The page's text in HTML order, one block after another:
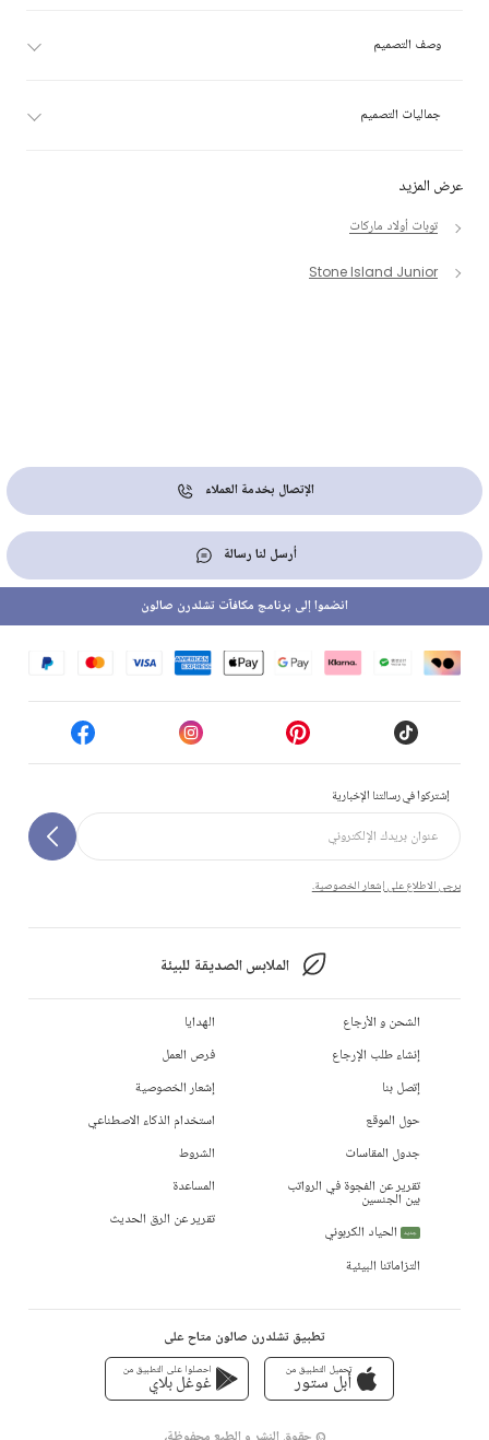
عرض المزيد
توبات أولاد ماركات
Stone Island Junior
وصف التصميم
جماليات التصميم
الإتصال بخدمة العملاء
أرسل لنا رسالة
إشتركوا في رسالتنا الإخبارية
يرجى الاطلاع على إشعار الخصوصية.
الملابس الصديقة للبيئة
انضموا إلى برنامج مكافآت تشلدرن صالون
الشحن و الأرجاع
إنشاء طلب الإرجاع
إتصل بنا
حول الموقع
جدول المقاسات
تقرير عن الفجوة في الرواتب
بين الجنسين
جديد
الحياد الكربوني
التزاماتنا البيئية
الهدايا
فرص العمل
إشعار الخصوصية
استخدام الذكاء الاصطناعي
الشروط
المساعدة
تقرير عن الرق الحديث
تطبيق تشلدرن صالون متاح على
تحميل التطبيق من
أبل ستور
احصلوا على التطبيق من
غوغل بلاي